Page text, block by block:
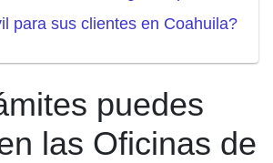
para sus clientes en Coahuila?
puedes
las Oficinas de